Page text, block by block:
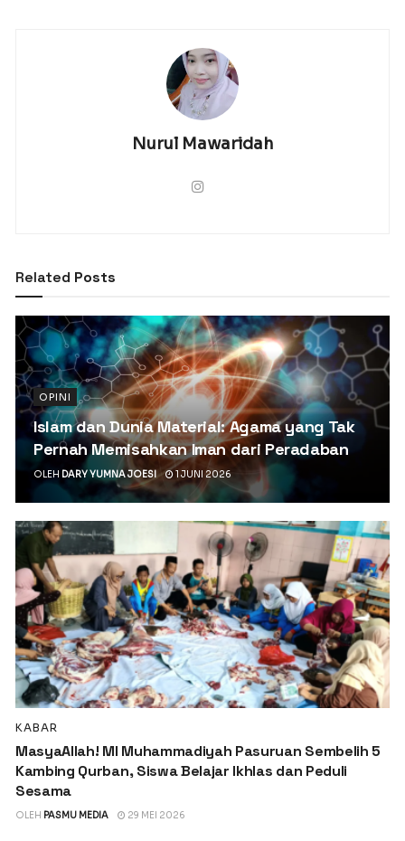
Nurul Mawaridah
Related Posts
OPINI
Islam dan Dunia Material: Agama yang Tak
Pernah Memisahkan Iman dari Peradaban
OLEH DARY YUMNA JOESI 1 JUNI 2026
KABAR
MasyaAllah! MI Muhammadiyah Pasuruan Sembelih 5
Kambing Qurban, Siswa Belajar Ikhlas dan Peduli
Sesama
OLEH PASMU MEDIA 29 MEI 2026